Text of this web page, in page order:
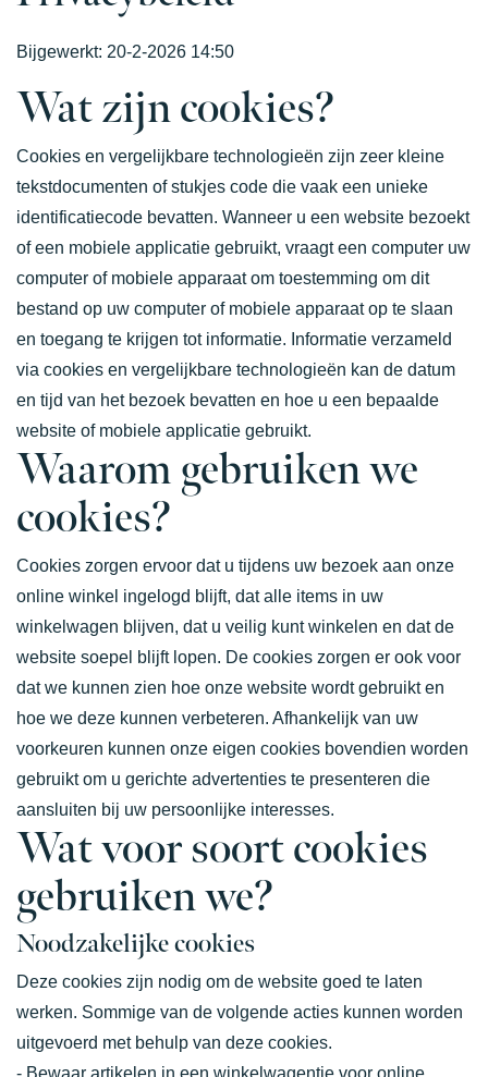
Bijgewerkt: 20-2-2026 14:50
Wat zijn cookies?
Cookies en vergelijkbare technologieën zijn zeer kleine
tekstdocumenten of stukjes code die vaak een unieke
identificatiecode bevatten. Wanneer u een website bezoekt
of een mobiele applicatie gebruikt, vraagt een computer uw
computer of mobiele apparaat om toestemming om dit
bestand op uw computer of mobiele apparaat op te slaan
en toegang te krijgen tot informatie. Informatie verzameld
via cookies en vergelijkbare technologieën kan de datum
en tijd van het bezoek bevatten en hoe u een bepaalde
website of mobiele applicatie gebruikt.
Waarom gebruiken we
cookies?
Cookies zorgen ervoor dat u tijdens uw bezoek aan onze
online winkel ingelogd blijft, dat alle items in uw
winkelwagen blijven, dat u veilig kunt winkelen en dat de
website soepel blijft lopen. De cookies zorgen er ook voor
dat we kunnen zien hoe onze website wordt gebruikt en
hoe we deze kunnen verbeteren. Afhankelijk van uw
voorkeuren kunnen onze eigen cookies bovendien worden
gebruikt om u gerichte advertenties te presenteren die
aansluiten bij uw persoonlijke interesses.
Wat voor soort cookies
gebruiken we?
Noodzakelijke cookies
Deze cookies zijn nodig om de website goed te laten
werken. Sommige van de volgende acties kunnen worden
uitgevoerd met behulp van deze cookies.
- Bewaar artikelen in een winkelwagentje voor online